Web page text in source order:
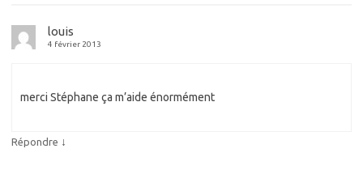
louis
4 février 2013
merci Stéphane ça m’aide énormément
Répondre ↓